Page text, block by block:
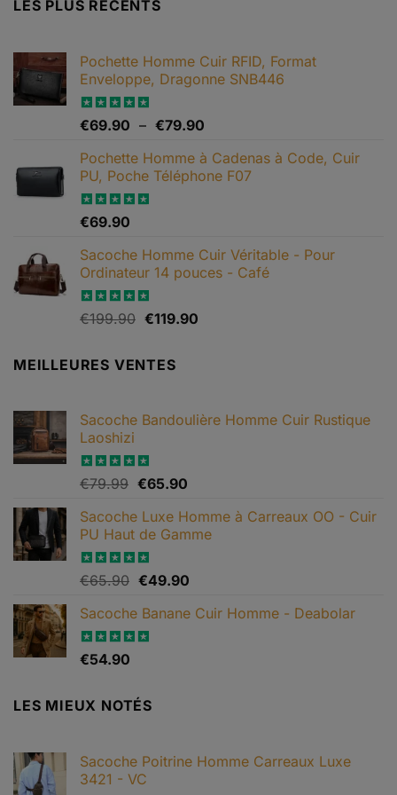
LES PLUS RÉCENTS
Pochette Homme Cuir RFID, Format
Enveloppe, Dragonne SNB446
Note5.00
€69.90 – €79.90
prix :
€69.90
Pochette Homme à Cadenas à Code, Cuir
PU, Poche Téléphone F07
Note4.67
€69.90
Sacoche Homme Cuir Véritable - Pour
Ordinateur 14 pouces - Café
Note5.00
€199.90 Le
était :
€119.90Le
MEILLEURES VENTES
Sacoche Bandoulière Homme Cuir Rustique
Laoshizi
Note4.88
€79.99 Le
initial
était :
€79.99.
€65.90Le
actuel
est :
Sacoche Luxe Homme à Carreaux OO - Cuir
PU Haut de Gamme
Note4.82
€65.90 Le
initial
était :
€49.90Le
actuel
Sacoche Banane Cuir Homme - Deabolar
Note4.79
€54.90
LES MIEUX NOTÉS
Sacoche Poitrine Homme Carreaux Luxe
3421 - VC